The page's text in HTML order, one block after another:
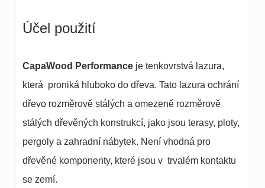
Účel použití
CapaWood Performance je tenkovrstvá lazura,
která proniká hluboko do dřeva. Tato lazura ochrání
dřevo rozměrově stálých a omezeně rozměrově
stálých dřevěných konstrukcí, jako jsou terasy, ploty,
pergoly a zahradní nábytek. Není vhodná pro
dřevěné komponenty, které jsou v trvalém kontaktu
se zemí.